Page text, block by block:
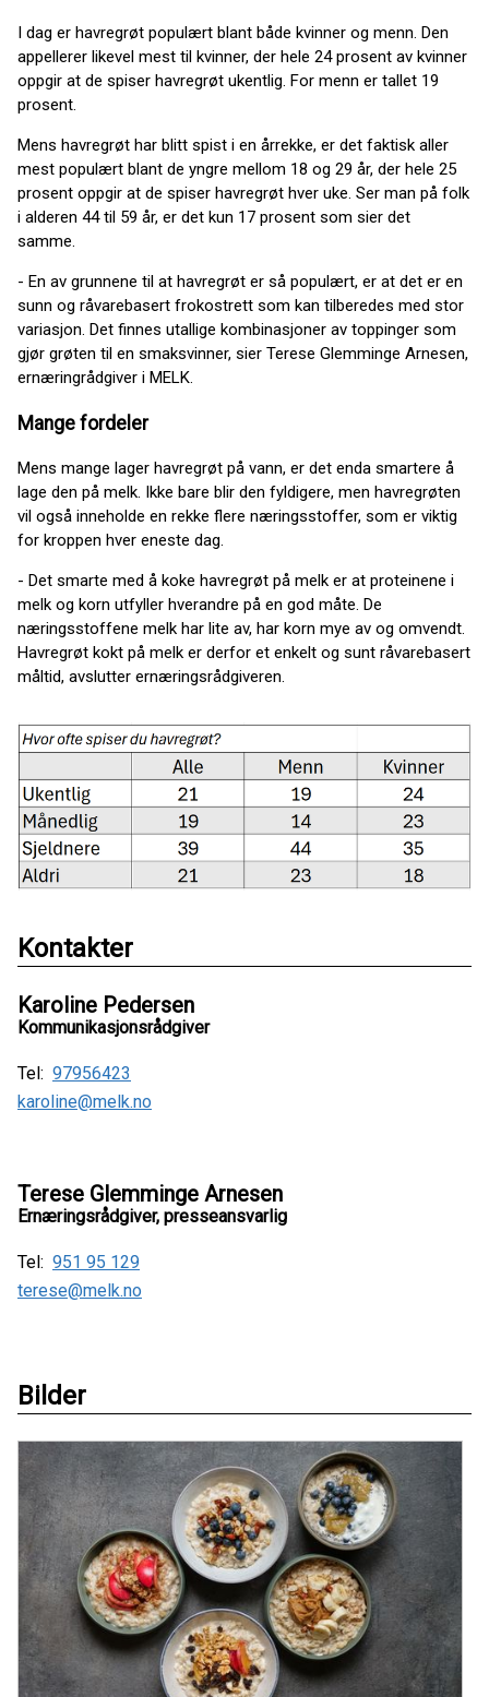
I dag er havregrøt populært blant både kvinner og menn. Den
appellerer likevel mest til kvinner, der hele 24 prosent av kvinner
oppgir at de spiser havregrøt ukentlig. For menn er tallet 19
prosent.
Mens havregrøt har blitt spist i en årrekke, er det faktisk aller
mest populært blant de yngre mellom 18 og 29 år, der hele 25
prosent oppgir at de spiser havregrøt hver uke. Ser man på folk
i alderen 44 til 59 år, er det kun 17 prosent som sier det
samme.
- En av grunnene til at havregrøt er så populært, er at det er en
sunn og råvarebasert frokostrett som kan tilberedes med stor
variasjon. Det finnes utallige kombinasjoner av toppinger som
gjør grøten til en smaksvinner, sier Terese Glemminge Arnesen,
ernæringrådgiver i MELK.
Mange fordeler
Mens mange lager havregrøt på vann, er det enda smartere å
lage den på melk. Ikke bare blir den fyldigere, men havregrøten
vil også inneholde en rekke flere næringsstoffer, som er viktig
for kroppen hver eneste dag.
- Det smarte med å koke havregrøt på melk er at proteinene i
melk og korn utfyller hverandre på en god måte. De
næringsstoffene melk har lite av, har korn mye av og omvendt.
Havregrøt kokt på melk er derfor et enkelt og sunt råvarebasert
måltid, avslutter ernæringsrådgiveren.
Kontakter
Karoline Pedersen
Kommunikasjonsrådgiver
Tel: 97956423
karoline@melk.no
Terese Glemminge Arnesen
Ernæringsrådgiver, presseansvarlig
Tel: 951 95 129
terese@melk.no
Bilder